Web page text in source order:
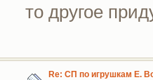
то другое
Re: СП по игрушкам Е.